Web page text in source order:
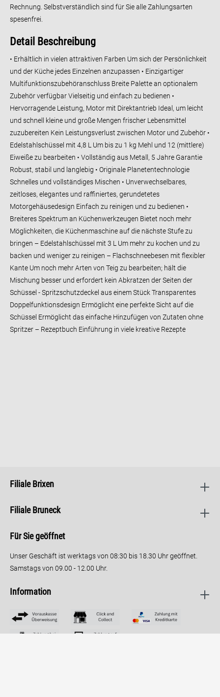
Rechnung. Selbstverständlich sind für Sie alle Zahlungsarten
spesenfrei.
Detail Beschreibung
• Erhältlich in vielen attraktiven Farben Um sich der Persönlichkeit
und der Küche jedes Einzelnen anzupassen • Einzigartiger
Multifunktionszubehöranschluss Breite Palette an optionalem
Zubehör verfügbar Vielseitig und einfach zu bedienen •
Hervorragende Leistung, Motor mit Direktantrieb Ideal, um leicht
und schnell kleine und große Mengen frischer Lebensmittel
zuzubereiten Kein Leistungsverlust zwischen Motor und Zubehör •
Edelstahlschüssel mit 4,8 L Um bis zu 1 kg Mehl und 12 (mittlere)
Eiweiße zu bearbeiten • Vollständig aus Metall, 5 Jahre Garantie
Robust, stabil und langlebig • Originale Planetentechnologie
Schnelles und vollständiges Mischen • Unverwechselbares,
zeitloses, elegantes und raffiniertes, gerundetetes
Motorgehäusedesign Einfach zu reinigen und zu bedienen •
Breiteres Spektrum an Küchenwerkzeugen Bietet noch mehr
Möglichkeiten, die Küchenmaschine auf die nächste Stufe zu
bringen – Edelstahlschüssel mit 3 L Um mehr zu kochen und zu
backen und weniger zu reinigen – Flachschneebesen mit flexibler
Kante Um noch mehr Arten von Teig zu bearbeiten; hält die
Mischung besser und erfordert kein Abkratzen der Seiten der
Schüssel - Spritzschutzdeckel aus einem Stück Transparentes
Doppelfunktionsdesign Ermöglicht eine perfekte Sicht auf die
Schüssel Ermöglicht das einfache Hinzufügen von Zutaten ohne
Spritzer – Rezeptbuch Einführung in viele kreative Rezepte
Filiale Brixen
Filiale Bruneck
Für Sie geöffnet
Unser Geschäft ist werktags von 08:30 bis 18.30 Uhr geöffnet.
Samstags von 09.00 - 12.00 Uhr.
Information